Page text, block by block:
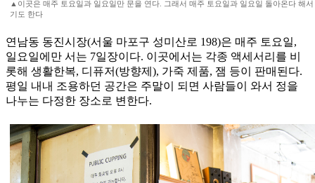
▲이곳은 매주 토요일과 일요일만 문을 연다. 그래서 매주 토요일과 일요일 돌아온다 해서
기도 한다
연남동 동진시장(서울 마포구 성미산로 198)은 매주 토요일,
일요일에만 서는 7일장이다. 이곳에서는 각종 액세서리를 비
롯해 생활한복, 디퓨저(방향제), 가죽 제품, 잼 등이 판매된다.
평일 내내 조용하던 공간은 주말이 되면 사람들이 와서 정을
나누는 다정한 장소로 변한다.